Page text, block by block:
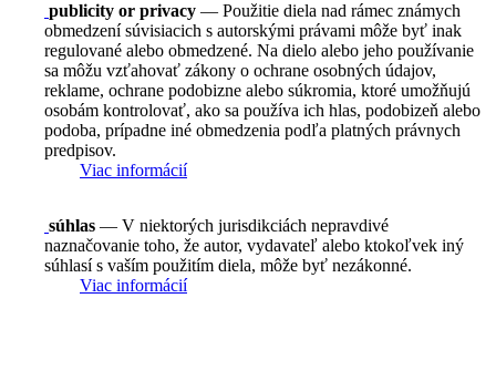
publicity or privacy — Použitie diela nad rámec známych
obmedzení súvisiacich s autorskými právami môže byť inak
regulované alebo obmedzené. Na dielo alebo jeho používanie
sa môžu vzťahovať zákony o ochrane osobných údajov,
reklame, ochrane podobizne alebo súkromia, ktoré umožňujú
osobám kontrolovať, ako sa používa ich hlas, podobizeň alebo
podoba, prípadne iné obmedzenia podľa platných právnych
predpisov.
Viac informácií
súhlas — V niektorých jurisdikciách nepravdivé
naznačovanie toho, že autor, vydavateľ alebo ktokoľvek iný
súhlasí s vaším použitím diela, môže byť nezákonné.
Viac informácií